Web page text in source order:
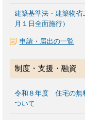
建築基準法・建築物省
月１日全面施行）
申請・届出の一覧
制度・支援・融資
令和８年度 住宅の無
ついて